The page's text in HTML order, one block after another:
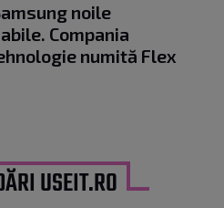
noile
Compania
numită Flex
USEIT.RO